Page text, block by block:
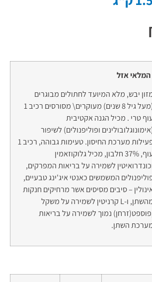
המלאי אזל
יבש, מלא המיועד לחתולים מבוגרים
(מעל גיל 8 שנים) מעוקרים\ מסורסים רכיב 1
טרי . מכיל הגנה אקטיבית
ופוליפנולים) לשיפור
פעילות מערכת החיסון. טעימות גבוהה, רכיב 1
עוף, 37% חלבון, מכיל גלוקוזאמין
לשמירה על בריאות המפרקים,
המשמשים כאנטי איג'ינג טבעיים,
– סיבים מסיסים אשר מרחיקים חנקות
מהשתן, ו-L קרניטין לשמירה על משקל
נמוך לשמירה על בריאות
השתן.